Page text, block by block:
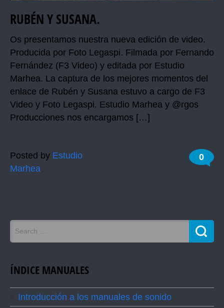
RUBÉN Y SUSANA.
Os presentamos nuestra nueva edición de video.
Producida por Foto Legaspi. Filmada por Fernando
Fernández (F3 Video) y editada por Estudio
Marhea. La captura de los mejores momentos del
enlace de Rubén y Susana estuvo a cargo de F3
Video y Foto Legaspi. Estudio Marhea y @rgos
Producciones nos encargamos […]
Posted by Estudio
Marhea
0
ÍNDICE MANUALES
Introducción a los manuales de sonido